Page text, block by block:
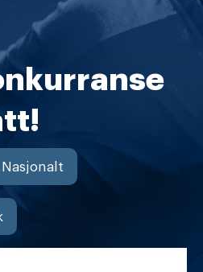
Nasjonalt